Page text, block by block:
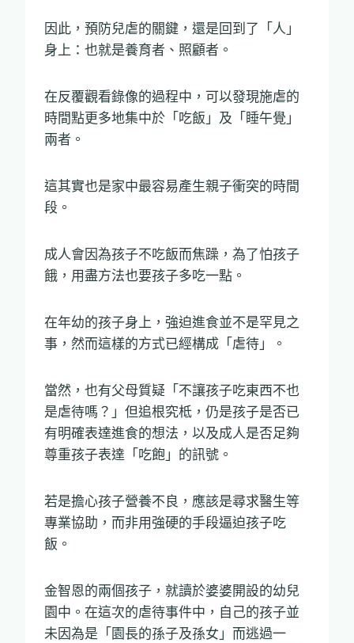
因此，預防兒虐的關鍵，還是回到了「人」
身上：也就是養育者、照顧者。
在反覆觀看錄像的過程中，可以發現施虐的
時間點更多地集中於「吃飯」及「睡午覺」
兩者。
這其實也是家中最容易產生親子衝突的時間
段。
成人會因為孩子不吃飯而焦躁，為了怕孩子
餓，用盡方法也要孩子多吃一點。
在年幼的孩子身上，強迫進食並不是罕見之
事，然而這樣的方式已經構成「虐待」。
當然，也有父母質疑「不讓孩子吃東西不也
是虐待嗎？」但追根究柢，仍是孩子是否已
有明確表達進食的想法，以及成人是否足夠
尊重孩子表達「吃飽」的訊號。
若是擔心孩子營養不良，應該是尋求醫生等
專業協助，而非用強硬的手段逼迫孩子吃
飯。
金智恩的兩個孩子，就讀於婆婆開設的幼兒
園中。在這次的虐待事件中，自己的孩子並
未因為是「園長的孫子及孫女」而逃過一